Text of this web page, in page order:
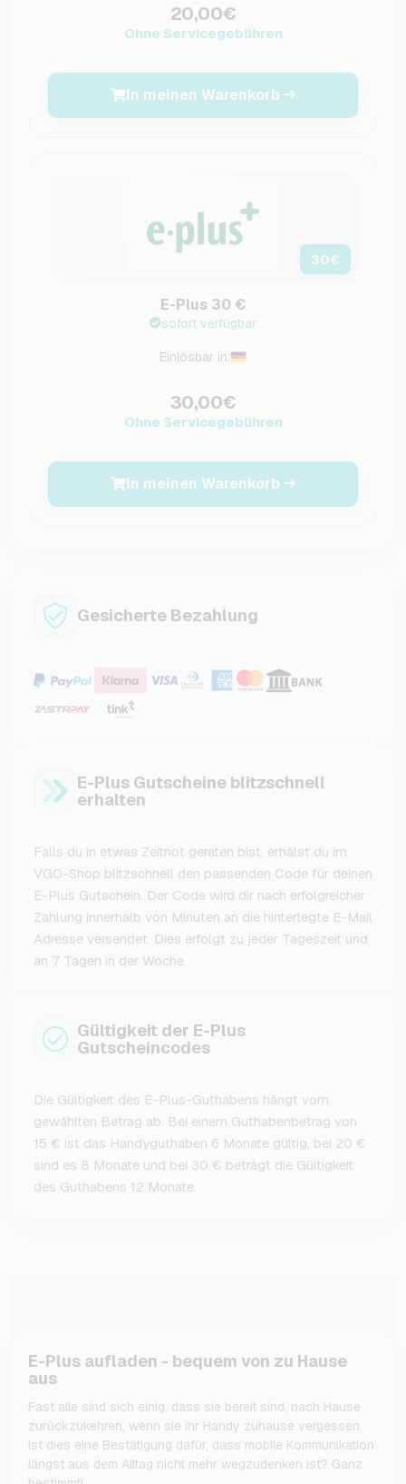
20,00€
Ohne Servicegebühren
In meinen Warenkorb
30€
E-Plus 30 €
sofort verfügbar
Einlösbar in:
30,00€
Ohne Servicegebühren
In meinen Warenkorb
Gesicherte Bezahlung
E-Plus Gutscheine blitzschnell
erhalten
Falls du in etwas Zeitnot geraten bist, erhälst du im
VGO-Shop blitzschnell den passenden Code für deinen
E-Plus Gutschein. Der Code wird dir nach erfolgreicher
Zahlung innerhalb von Minuten an die hinterlegte E-Mail
Adresse versendet. Dies erfolgt zu jeder Tageszeit und
an 7 Tagen in der Woche.
Gültigkeit der E-Plus
Gutscheincodes
Die Gültigkeit des E-Plus-Guthabens hängt vom
gewählten Betrag ab. Bei einem Guthabenbetrag von
15 € ist das Handyguthaben 6 Monate gültig, bei 20 €
sind es 8 Monate und bei 30 € beträgt die Gültigkeit
des Guthabens 12 Monate.
E-Plus aufladen - bequem von zu Hause
aus
Fast alle sind sich einig, dass sie bereit sind, nach Hause
zurückzukehren, wenn sie ihr Handy zuhause vergessen.
Ist dies eine Bestätigung dafür, dass mobile Kommunikation
längst aus dem Alltag nicht mehr wegzudenken ist? Ganz